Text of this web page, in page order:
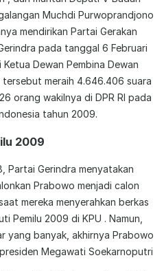
Muchdi Purwoprandjono
mendirikan Partai Gerakan
pada tanggal 6 Februari
Dewan Pembina Dewan
tersebut meraih 4.646.406 suara
orang wakilnya di DPR RI pada
tahun 2009.
2009
Partai Gerindra menyatakan
Prabowo menjadi calon
mereka menyerahkan berkas
Pemilu 2009 di KPU . Namun,
yang banyak, akhirnya Prabowo
Megawati Soekarnoputri